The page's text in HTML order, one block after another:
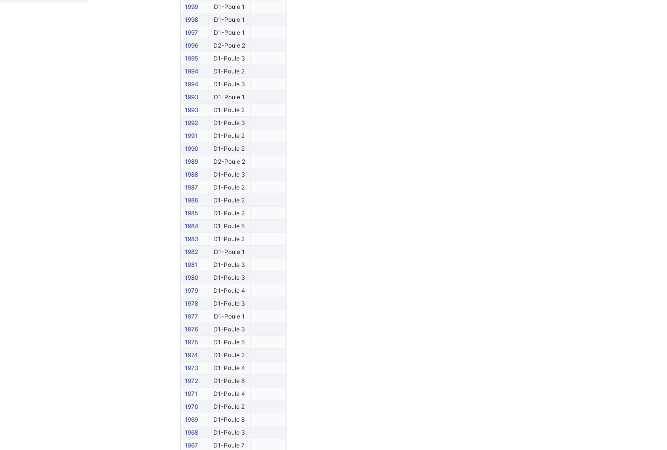
1999
D1-Poule 1
1998
D1-Poule 1
1997
D1-Poule 1
1996
D2-Poule 2
1995
D1-Poule 3
1994
D1-Poule 2
1994
D1-Poule 3
1993
D1-Poule 1
1993
D1-Poule 2
1992
D1-Poule 3
1991
D1-Poule 2
1990
D1-Poule 2
1989
D2-Poule 2
1988
D1-Poule 3
1987
D1-Poule 2
1986
D1-Poule 2
1985
D1-Poule 2
1984
D1-Poule 5
1983
D1-Poule 2
1982
D1-Poule 1
1981
D1-Poule 3
1980
D1-Poule 3
1979
D1-Poule 4
1978
D1-Poule 3
1977
D1-Poule 1
1976
D1-Poule 3
1975
D1-Poule 5
1974
D1-Poule 2
1973
D1-Poule 4
1972
D1-Poule 8
1971
D1-Poule 4
1970
D1-Poule 2
1969
D1-Poule 8
1968
D1-Poule 3
1967
D1-Poule 7